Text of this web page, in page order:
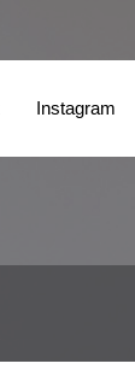
Instagram